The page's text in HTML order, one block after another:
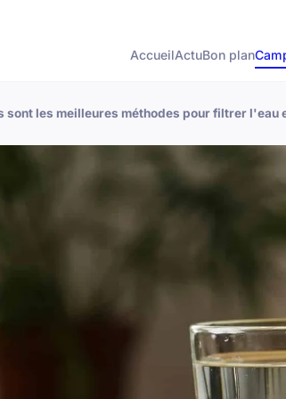
AccueilActuBon plan
sont les meilleures méthodes pour filtrer l'eau